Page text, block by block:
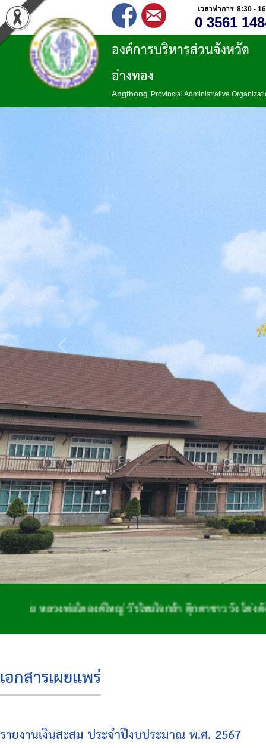
เวลาทำการ 8:30 -
0 3561
องค์การบริหารส่วนจังหวัด
อ่างทอง
Angthong Provincial Administrative
Previous
ลวงพ่อโตองค์ใหญ่ วีรไทยใจกล้า ตุ๊กตาชาววัง โด่งดังจักสา
เอกสารเผยแพร่
รายงานเงินสะสม ประจำปีงบประมาณ พ.ศ. 2567